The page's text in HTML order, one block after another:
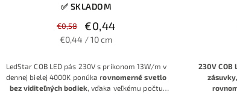
✅ SKLADOM
€0,58 €0,44
€0,44 / 10 cm
LedStar COB LED pás 230V s príkonom 13W/m v
dennej bielej 4000K ponúka rovnomerné svetlo
bez viditeľných bodiek, vďaka veľkému počtu
230V COB
zásuvky,